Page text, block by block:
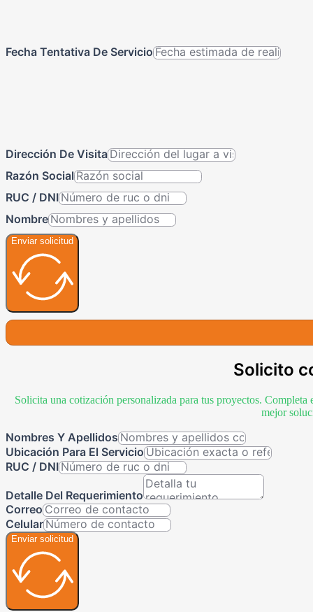
Fecha Tentativa De Servicio
Dirección De Visita
Razón Social
RUC / DNI
Nombre
Enviar solicitud
Solicito
Solicita una cotización personalizada para tus proyectos.
mejor
Nombres Y Apellidos
Ubicación Para El Servicio
RUC / DNI
Detalle Del Requerimiento
Correo
Celular
Enviar solicitud